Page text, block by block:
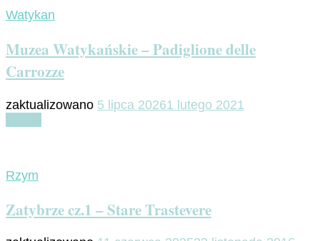
Watykan
Muzea Watykańskie – Padiglione delle
Carrozze
zaktualizowano 5 lipca 20261 lutego 2021
Rzym
Zatybrze cz.1 – Stare Trastevere